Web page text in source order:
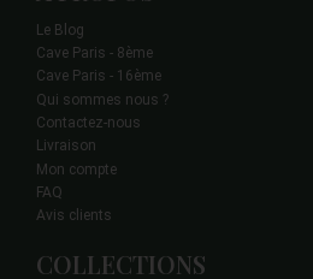
Le Blog
Cave Paris - 8ème
Cave Paris - 16ème
Qui sommes nous ?
Contactez-nous
Livraison
Mon compte
FAQ
Avis clients
COLLECTIONS